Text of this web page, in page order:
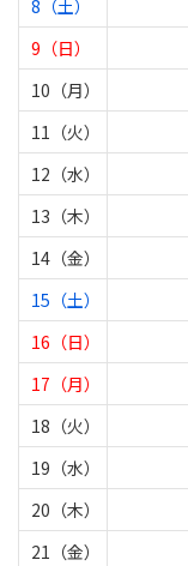
8（土）
9（日）
10（月）
11（火）
12（水）
13（木）
14（金）
15（土）
16（日）
17（月）
18（火）
19（水）
20（木）
21（金）